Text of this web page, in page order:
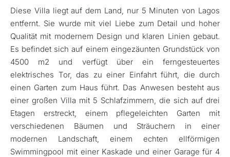
Diese Villa liegt auf dem Land, nur 5 Minuten von Lagos
entfernt. Sie wurde mit viel Liebe zum Detail und hoher
Qualität mit modernem Design und klaren Linien gebaut.
Es befindet sich auf einem eingezäunten Grundstück von
4500 m2 und verfügt über ein ferngesteuertes
elektrisches Tor, das zu einer Einfahrt führt, die durch
einen Garten zum Haus führt. Das Anwesen besteht aus
einer großen Villa mit 5 Schlafzimmern, die sich auf drei
Etagen erstreckt, einem pflegeleichten Garten mit
verschiedenen Bäumen und Sträuchern in einer
modernen Landschaft, einem echten ellförmigen
Swimmingpool mit einer Kaskade und einer Garage für 4